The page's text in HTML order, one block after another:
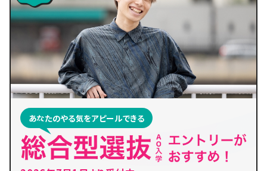
あなたのやる気をアピールできる